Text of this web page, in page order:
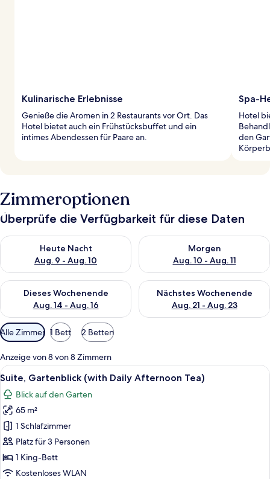
Kulinarische Erlebnisse
Genieße die Aromen in 2 Restaurants vor Ort. Das
Hotel bietet auch ein Frühstücksbuffet und ein
intimes Abendessen für Paare an.
Spa-
Hotel
den
Zimmeroptionen
Überprüfe die Verfügbarkeit für diese Daten
Heute Nacht
Aug. 9 - Aug. 10
Überprüfe die Verfügbarkeit für heute Nacht, Aug. 9 - Aug.
Morgen
Aug. 10 - Aug. 11
Überprüfe die Verfügbarkeit
Dieses Wochenende
Aug. 14 - Aug. 16
Überprüfe die Verfügbarkeit für dieses Wochenende, Aug. 14
Nächstes Wochenende
Aug. 21 - Aug. 23
Überprüfe die Verfügbarkeit
Verfügbare
Filter
für
Zimmer
Alle Zimmer 1 Bett 2 Betten
Anzeige von 8 von 8 Zimmern
Alle
Fotos
für
Suite,
Gartenblick
(with
Daily
Afternoon
Ein modernes Hotelzimmer mit Bett,
6
Suite, Gartenblick (with Daily Afternoon Tea)
Blick auf den Garten
65 m²
1 Schlafzimmer
Platz für 3 Personen
1 King-Bett
Kostenloses WLAN